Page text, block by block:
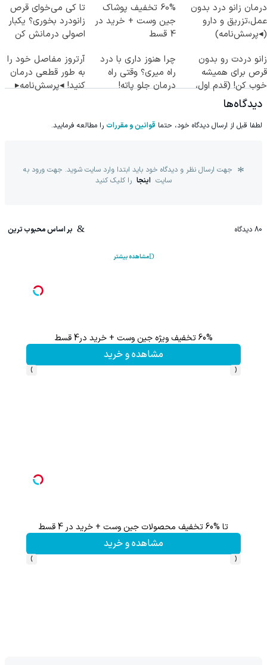
درمان زانو درد بدون
عمل،تزریق و دارو
(◂پرسش‌نامه)
60% تخفیف پوشاک
جین وست + خرید در
4 قسط
تا کی می‌خوای قرص
زانودرد بخوری؟ یکبار
اصولی درمانش کن
زانو دردت رو بدون
قرص برای همیشه
خوب کن! (قدم اول،
پرسش‌نامه)
چرا هنوز داری با درد
راه میری؟ وقتی راه
درمان جلو پاته!
آرتروز مفاصل خود را
به طور قطعی درمان
کنید! ◂پرسش‌نامه▸
دیدگاه‌ها
لطفا قبل از ارسال دیدگاه خود، حتما قوانین و مقررات را مطالعه فرمایید.
جهت ارسال نظر و دیدگاه خود باید ابتدا وارد سایت شوید. جهت ورود به
سایت اینجا را کلیک کنید
80 دیدگاه بر اساس محبوب ترین
مشاهده بیشتر
60% تخفیف ویژه جین وست + خرید در4 قسط
مشاهده و خرید
‹
›
تا %60 تخفیف محصولات جین وست + خرید در 4 قسط
مشاهده و خرید
‹
›